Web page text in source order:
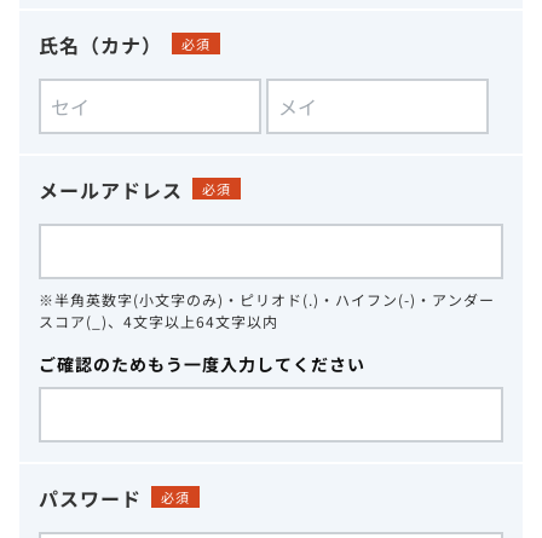
氏名（カナ） 必須
メールアドレス 必須
※半角英数字(小文字のみ)・ピリオド(.)・ハイフン(-)・アンダー
スコア(_)、4文字以上64文字以内
ご確認のためもう一度入力してください
パスワード 必須